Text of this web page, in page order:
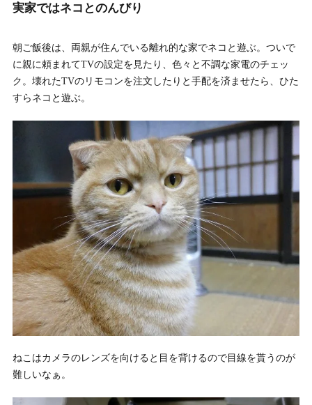
実家ではネコとのんびり
朝ご飯後は、両親が住んでいる離れ的な家でネコと遊ぶ。ついで
に親に頼まれてTVの設定を見たり、色々と不調な家電のチェッ
ク。壊れたTVのリモコンを注文したりと手配を済ませたら、ひた
すらネコと遊ぶ。
ねこはカメラのレンズを向けると目を背けるので目線を貰うのが
難しいなぁ。